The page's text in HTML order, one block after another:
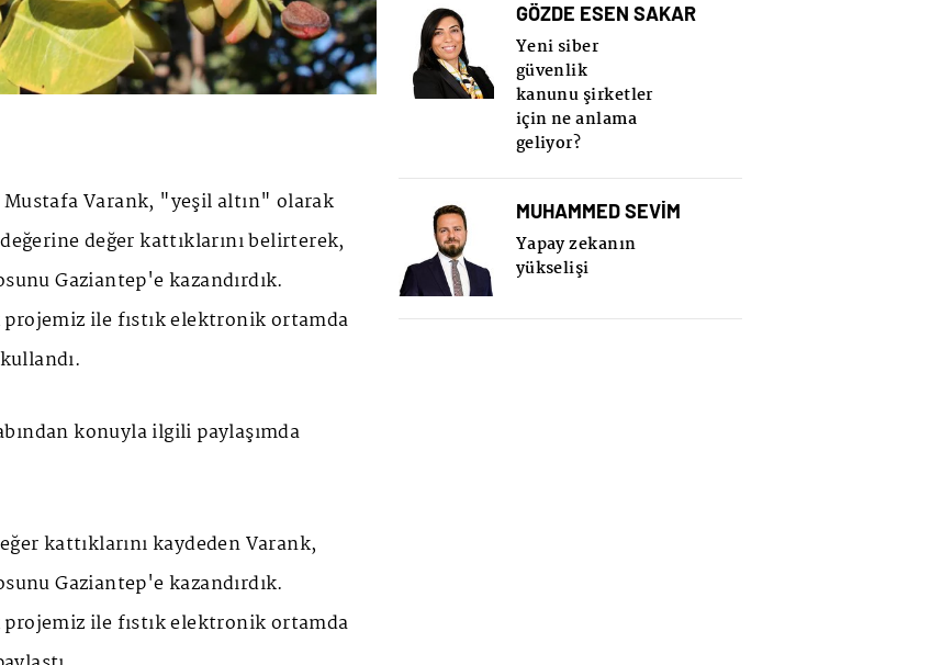
Mustafa Varank, "yeşil altın" olarak
değer kattıklarını belirterek,
Gaziantep'e kazandırdık.
ile fıstık elektronik ortamda
konuyla ilgili paylaşımda
kattıklarını kaydeden Varank,
Gaziantep'e kazandırdık.
ile fıstık elektronik ortamda
GÖZDE ESEN SAKAR
Yeni siber
güvenlik
kanunu şirketler
için ne anlama
geliyor?
MUHAMMED SEVİM
Yapay zekanın
yükselişi